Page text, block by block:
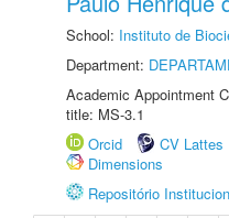
School: Instituto de
Department:
Academic Appointment
title: MS-3.1
Orcid
CV Lattes
Dimensions
Repositório